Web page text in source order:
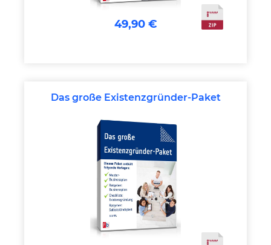
49,90 €
Das große Existenzgründer-Paket